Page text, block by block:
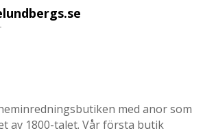
med anor som
av 1800-talet. Vår första butik